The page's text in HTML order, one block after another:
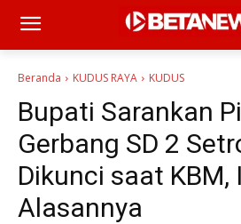
Beranda KUDUS RAYA KUDUS
Bupati Sarankan
Gerbang SD 2
Dikunci saat KBM,
Alasannya